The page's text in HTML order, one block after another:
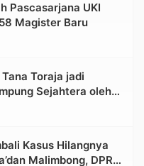
Pascasarjana UKI
Magister Baru
Tana Toraja jadi
Sejahtera oleh
Kasus Hilangnya
Malimbong, DPRD